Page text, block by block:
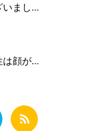
#345 これまでありがとうございました
#342 ゲイとストレートの男性は顔が違う